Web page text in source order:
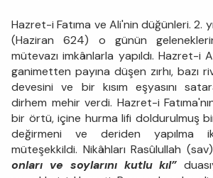
Hazret-i Fatıma ve Ali'nin düğünleri. 2.
(Haziran 624) o günün
mütevazı imkânlarla yapıldı. Hazret-i
ganimetten payına düşen zırhı, bazı
devesini ve bir kısım eşyasını
dirhem mehir verdi. Hazret-i
bir örtü, içine hurma lifi doldurulmuş
değirmeni ve deriden yapılma
müteşekkildi. Nikâhları Rasûlullah
onları ve soylarını kutlu kıl”